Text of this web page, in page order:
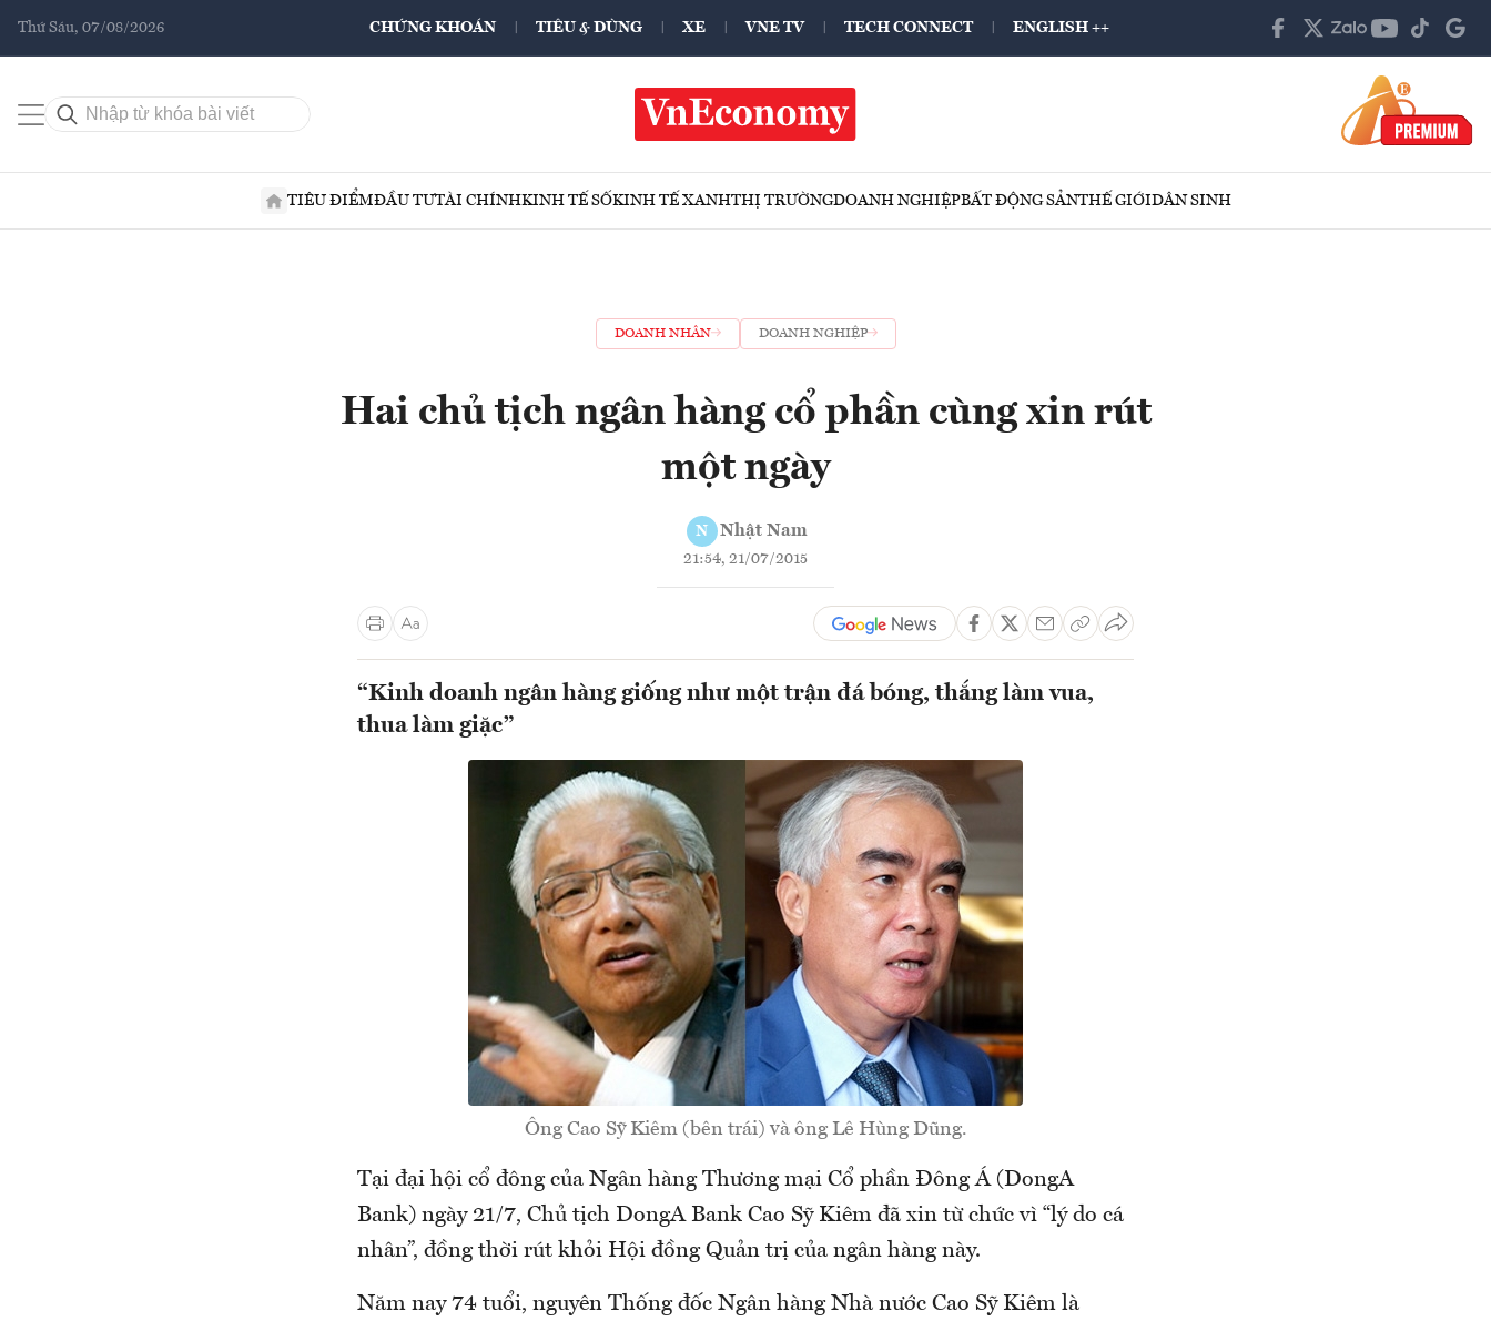
Thứ Sáu, 07/08/2026 CHỨNG KHOÁN TIÊU & DÙNG XE VNE TV TECH CONNECT ENGLISH ++
TIÊU ĐIỂMĐẦU TƯTÀI CHÍNHKINH TẾ SỐKINH TẾ XANHTHỊ TRƯỜNGDOANH NGHIỆPBẤT ĐỘNG SẢNTHẾ GIỚIDÂN SINH
DOANH NHÂN DOANH NGHIỆP
Hai chủ tịch ngân hàng cổ phần cùng xin rút
một ngày
N Nhật Nam
21:54, 21/07/2015
“Kinh doanh ngân hàng giống như một trận đá bóng, thắng làm vua,
thua làm giặc”
Ông Cao Sỹ Kiêm (bên trái) và ông Lê Hùng Dũng.
Tại đại hội cổ đông của Ngân hàng Thương mại Cổ phần Đông Á (DongA
Bank) ngày 21/7, Chủ tịch DongA Bank Cao Sỹ Kiêm đã xin từ chức vì “lý do cá
nhân”, đồng thời rút khỏi Hội đồng Quản trị của ngân hàng này.
Năm nay 74 tuổi, nguyên Thống đốc Ngân hàng Nhà nước Cao Sỹ Kiêm là